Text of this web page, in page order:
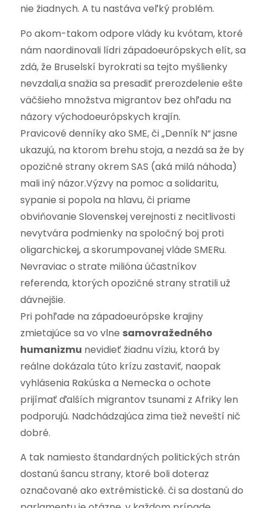
nie žiadnych. A tu nastáva veľký problém.
Po akom-takom odpore vlády ku kvótam, ktoré
nám naordinovali lídri západoeurópskych elít, sa
zdá, že Bruselskí byrokrati sa tejto myšlienky
nevzdali,a snažia sa presadiť prerozdelenie ešte
väčšieho množstva migrantov bez ohľadu na
názory východoeurópskych krajín.
Pravicové denníky ako SME, či „Denník N“ jasne
ukazujú, na ktorom brehu stoja, a nezdá sa že by
opozičné strany okrem SAS (aká milá náhoda)
mali iný názor.Výzvy na pomoc a solidaritu,
sypanie si popola na hlavu, či priame
obviňovanie Slovenskej verejnosti z necitlivosti
nevytvára podmienky na spoločný boj proti
oligarchickej, a skorumpovanej vláde SMERu.
Nevraviac o strate milióna účastníkov
referenda, ktorých opozičné strany stratili už
dávnejšie.
Pri pohľade na západoeurópske krajiny
zmietajúce sa vo vlne samovražedného
humanizmu nevidieť žiadnu víziu, ktorá by
reálne dokázala túto krízu zastaviť, naopak
vyhlásenia Rakúska a Nemecka o ochote
prijímať ďalších migrantov tsunami z Afriky len
podporujú. Nadchádzajúca zima tiež neveští nič
dobré.
A tak namiesto štandardných politických strán
dostanú šancu strany, ktoré boli doteraz
označované ako extrémistické. či sa dostanú do